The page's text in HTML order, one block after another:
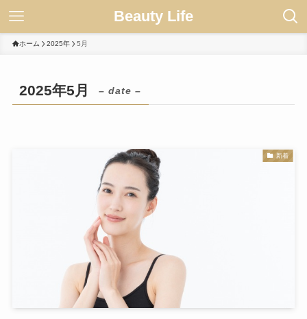
Beauty Life
ホーム 2025年 5月
2025年5月 – date –
新着